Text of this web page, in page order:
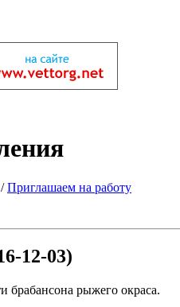
/Приглашаем на работу
12-03)
брабансона рыжего окраса.